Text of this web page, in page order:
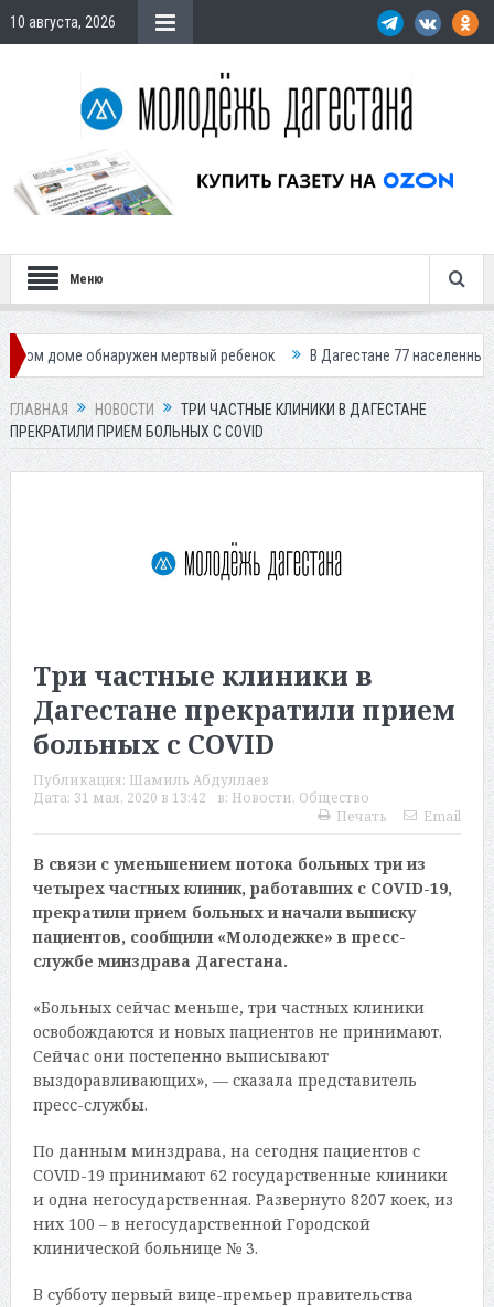
10 августа, 2026
Меню
обнаружен мертвый ребенок В Дагестане 77 населенных пунктов
ГЛАВНАЯ НОВОСТИ
ТРИ ЧАСТНЫЕ КЛИНИКИ В ДАГЕСТАНЕ
ПРЕКРАТИЛИ ПРИЕМ БОЛЬНЫХ С COVID
Три частные клиники в
Дагестане прекратили прием
больных с COVID
Публикация: Шамиль Абдуллаев
Дата: 31 мая, 2020 в 13:42 в: Новости, Общество
Печать
Email
В связи с уменьшением потока больных три из
четырех частных клиник, работавших с COVID-19,
прекратили прием больных и начали выписку
пациентов, сообщили «Молодежке» в пресс-
службе минздрава Дагестана.
«Больных сейчас меньше, три частных клиники
освобождаются и новых пациентов не принимают.
Сейчас они постепенно выписывают
выздоравливающих», — сказала представитель
пресс-службы.
По данным минздрава, на сегодня пациентов с
COVID-19 принимают 62 государственные клиники
и одна негосударственная. Развернуто 8207 коек, из
них 100 – в негосударственной Городской
клинической больнице № 3.
В субботу первый вице-премьер правительства